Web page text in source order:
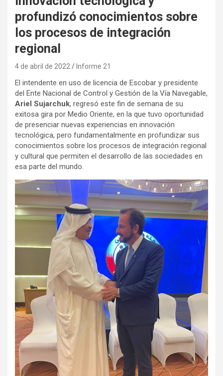
profundizó conocimientos sobre
los procesos de integración
regional
4 de abril de 2022 Informe 21
El intendente en uso de licencia de Escobar y presidente
del Ente Nacional de Control y Gestión de la Vía Navegable,
Ariel Sujarchuk, regresó este fin de semana de su
exitosa gira por Medio Oriente, en la que tuvo oportunidad
de presenciar nuevas experiencias en innovación
tecnológica, pero fundamentalmente en profundizar sus
conocimientos sobre los procesos de integración regional
y cultural que permiten el desarrollo de las sociedades en
esa parte del mundo.